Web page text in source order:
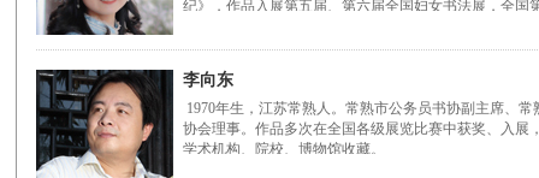
纪》，作品入展第五届、第六届全国妇女书法展，全
李向东
1970年生，江苏常熟人。常熟市公务员书协副主席、
协会理事。作品多次在全国各级展览比赛中获奖、入展
学术机构、院校、博物馆收藏。